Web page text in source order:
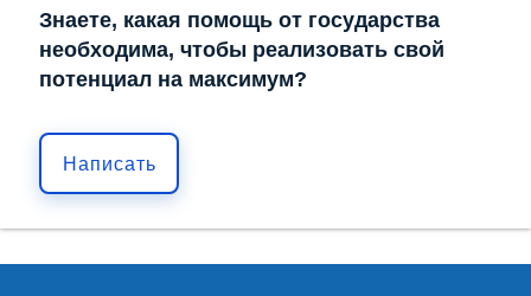
Знаете, какая помощь от государства
необходима, чтобы реализовать свой
потенциал на максимум?
Написать